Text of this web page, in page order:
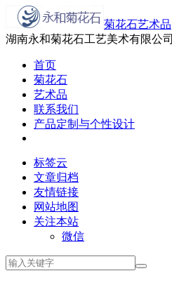
菊花石艺术品
湖南永和菊花石工艺美术有限公司
首页
菊花石
艺术品
联系我们
产品定制与个性设计
标签云
文章归档
友情链接
网站地图
关注本站
微信